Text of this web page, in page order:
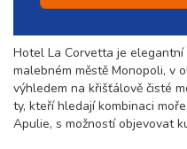
Hotel La Corvetta je
malebném městě Monopoli, v
výhledem na křišťálově čisté
ty, kteří hledají kombinaci
Apulie, s možností objevovat